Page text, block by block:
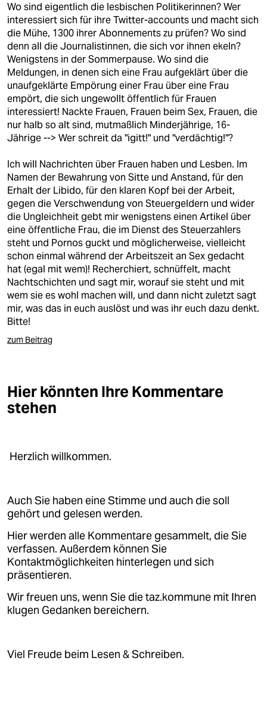
Wo sind eigentlich die lesbischen Politikerinnen? Wer
interessiert sich für ihre Twitter-accounts und macht sich
die Mühe, 1300 ihrer Abonnements zu prüfen? Wo sind
denn all die Journalistinnen, die sich vor ihnen ekeln?
Wenigstens in der Sommerpause. Wo sind die
Meldungen, in denen sich eine Frau aufgeklärt über die
unaufgeklärte Empörung einer Frau über eine Frau
empört, die sich ungewollt öffentlich für Frauen
interessiert! Nackte Frauen, Frauen beim Sex, Frauen, die
nur halb so alt sind, mutmaßlich Minderjährige, 16-
Jährige --> Wer schreit da "igitt!" und "verdächtig!"?
Ich will Nachrichten über Frauen haben und Lesben. Im
Namen der Bewahrung von Sitte und Anstand, für den
Erhalt der Libido, für den klaren Kopf bei der Arbeit,
gegen die Verschwendung von Steuergeldern und wider
die Ungleichheit gebt mir wenigstens einen Artikel über
eine öffentliche Frau, die im Dienst des Steuerzahlers
steht und Pornos guckt und möglicherweise, vielleicht
schon einmal während der Arbeitszeit an Sex gedacht
hat (egal mit wem)! Recherchiert, schnüffelt, macht
Nachtschichten und sagt mir, worauf sie steht und mit
wem sie es wohl machen will, und dann nicht zuletzt sagt
mir, was das in euch auslöst und was ihr euch dazu denkt.
Bitte!
zum Beitrag
Hier könnten Ihre Kommentare
stehen
Herzlich willkommen.
Auch Sie haben eine Stimme und auch die soll
gehört und gelesen werden.
Hier werden alle Kommentare gesammelt, die Sie
verfassen. Außerdem können Sie
Kontaktmöglichkeiten hinterlegen und sich
präsentieren.
Wir freuen uns, wenn Sie die taz.kommune mit Ihren
klugen Gedanken bereichern.
Viel Freude beim Lesen & Schreiben.